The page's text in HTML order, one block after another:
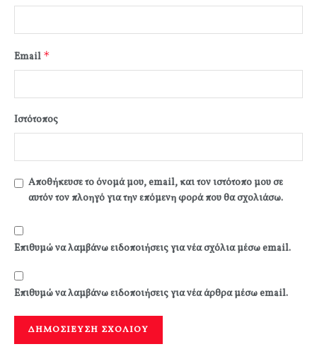
Email *
Ιστότοπος
Αποθήκευσε το όνομά μου, email, και τον ιστότοπο μου σε
αυτόν τον πλοηγό για την επόμενη φορά που θα σχολιάσω.
Επιθυμώ να λαμβάνω ειδοποιήσεις για νέα σχόλια μέσω email.
Επιθυμώ να λαμβάνω ειδοποιήσεις για νέα άρθρα μέσω email.